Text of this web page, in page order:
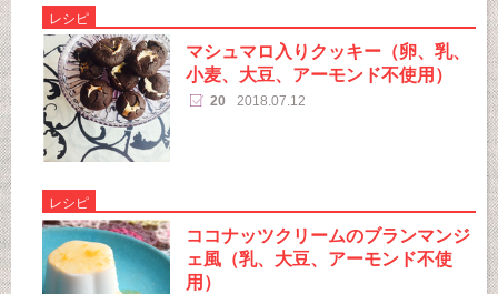
レシピ
マシュマロ入りクッキー（卵、乳、
小麦、大豆、アーモンド不使用）
20 2018.07.12
レシピ
ココナッツクリームのブランマンジ
ェ風（乳、大豆、アーモンド不使
用）